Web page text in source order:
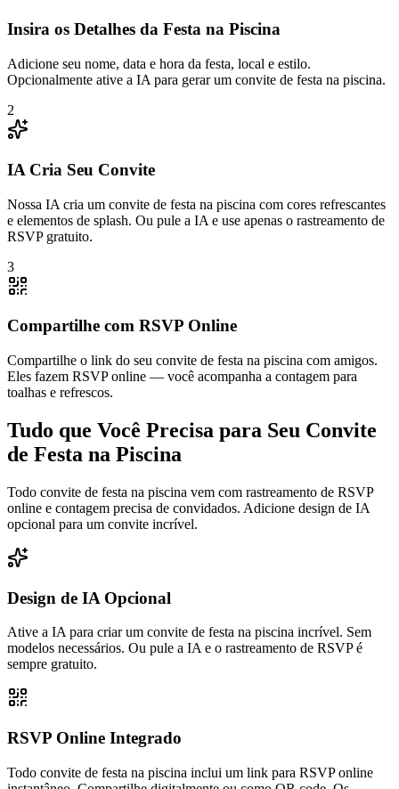
Insira os Detalhes da Festa na Piscina
Adicione seu nome, data e hora da festa, local e estilo.
Opcionalmente ative a IA para gerar um convite de festa na piscina.
2
IA Cria Seu Convite
Nossa IA cria um convite de festa na piscina com cores refrescantes
e elementos de splash. Ou pule a IA e use apenas o rastreamento de
RSVP gratuito.
3
Compartilhe com RSVP Online
Compartilhe o link do seu convite de festa na piscina com amigos.
Eles fazem RSVP online — você acompanha a contagem para
toalhas e refrescos.
Tudo que Você Precisa para Seu Convite
de Festa na Piscina
Todo convite de festa na piscina vem com rastreamento de RSVP
online e contagem precisa de convidados. Adicione design de IA
opcional para um convite incrível.
Design de IA Opcional
Ative a IA para criar um convite de festa na piscina incrível. Sem
modelos necessários. Ou pule a IA e o rastreamento de RSVP é
sempre gratuito.
RSVP Online Integrado
Todo convite de festa na piscina inclui um link para RSVP online